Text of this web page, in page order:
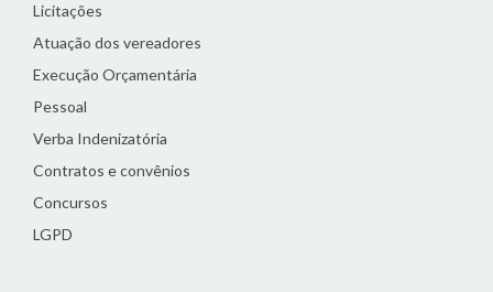
Licitações
Atuação dos vereadores
Execução Orçamentária
Pessoal
Verba Indenizatória
Contratos e convênios
Concursos
LGPD